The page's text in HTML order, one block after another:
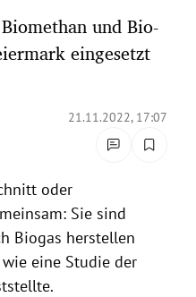
und Bio-
eingesetzt
21.11.2022, 17:07
oder
Sie sind
Biogas herstellen
eine Studie der